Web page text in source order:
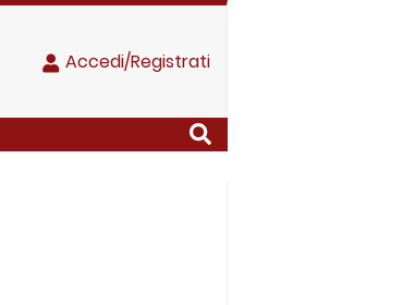
Accedi/Registrati